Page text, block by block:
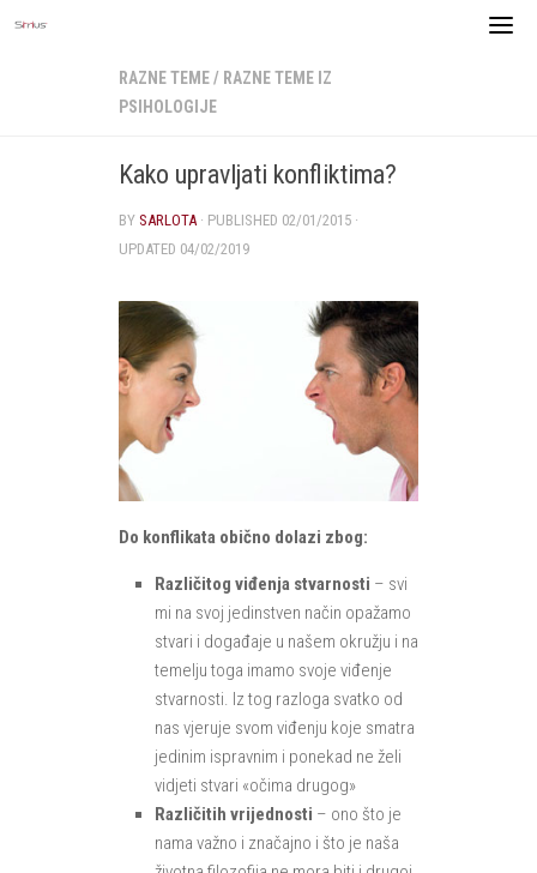
RAZNE TEME / RAZNE TEME IZ
PSIHOLOGIJE
Kako upravljati konfliktima?
BY SARLOTA · PUBLISHED 02/01/2015·
UPDATED 04/02/2019
Do konflikata obično dolazi zbog:
Različitog viđenja stvarnosti – svi
mi na svoj jedinstven način opažamo
stvari i događaje u našem okružju i na
temelju toga imamo svoje viđenje
stvarnosti. Iz tog razloga svatko od
nas vjeruje svom viđenju koje smatra
jedinim ispravnim i ponekad ne želi
vidjeti stvari «očima drugog»
Različitih vrijednosti – ono što je
nama važno i značajno i što je naša